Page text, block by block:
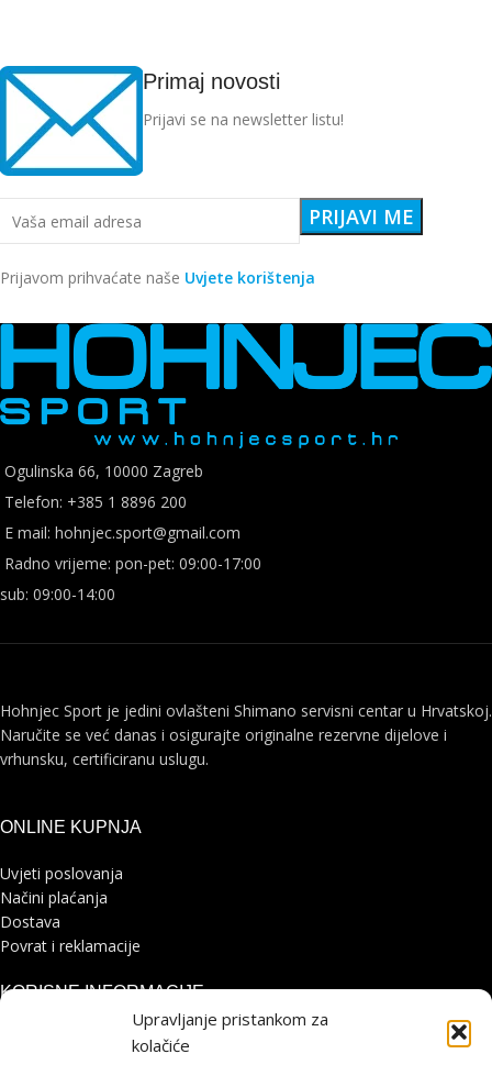
Upravljanje pristankom za
kolačiće
Primaj novosti
Prijavi se na newsletter listu!
Prijavom prihvaćate naše Uvjete korištenja
Ogulinska 66, 10000 Zagreb
Telefon: +385 1 8896 200
E mail: hohnjec.sport@gmail.com
Radno vrijeme: pon-pet: 09:00-17:00
sub: 09:00-14:00
Hohnjec Sport je jedini ovlašteni Shimano servisni centar u Hrvatskoj.
Naručite se već danas i osigurajte originalne rezervne dijelove i
vrhunsku, certificiranu uslugu.
ONLINE KUPNJA
Uvjeti poslovanja
Načini plaćanja
Dostava
Povrat i reklamacije
KORISNE INFORMACIJE
Zaštita osobnih podataka